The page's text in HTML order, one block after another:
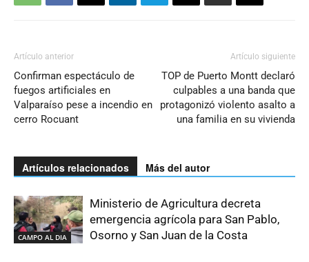
Artículo anterior
Confirman espectáculo de
fuegos artificiales en
Valparaíso pese a incendio en
cerro Rocuant
Artículo siguiente
TOP de Puerto Montt declaró
culpables a una banda que
protagonizó violento asalto a
una familia en su vivienda
Artículos relacionados Más del autor
CAMPO AL DIA
Ministerio de Agricultura decreta
emergencia agrícola para San Pablo,
Osorno y San Juan de la Costa